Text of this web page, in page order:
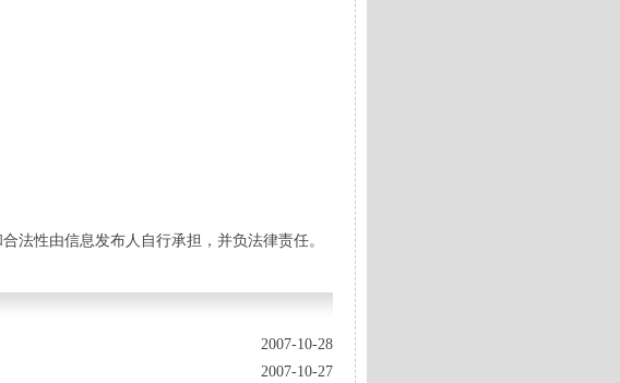
法性由信息发布人自行承担，并负法律责任。
2007-10-28
2007-10-27